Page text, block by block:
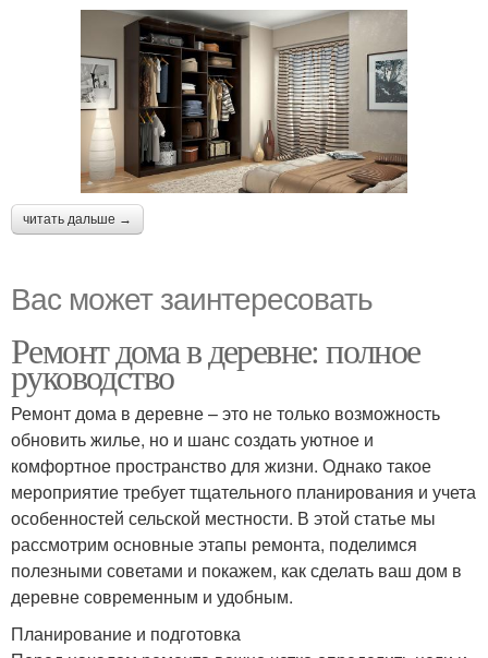
читать дальше →
Вас может заинтересовать
Ремонт дома в деревне: полное
руководство
Ремонт дома в деревне – это не только возможность
обновить жилье, но и шанс создать уютное и
комфортное пространство для жизни. Однако такое
мероприятие требует тщательного планирования и учета
особенностей сельской местности. В этой статье мы
рассмотрим основные этапы ремонта, поделимся
полезными советами и покажем, как сделать ваш дом в
деревне современным и удобным.
Планирование и подготовка